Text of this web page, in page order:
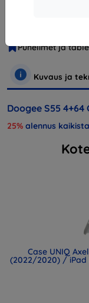
Puhelimet ja
Kuvaus ja
Doogee S55 4+64
25% alennus
Case UNIQ
(2022/2020) / iPad